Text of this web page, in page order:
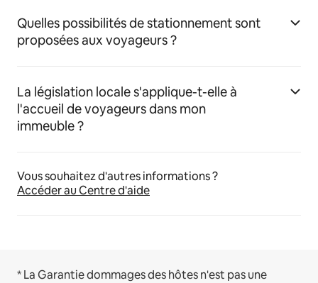
Quelles possibilités de stationnement sont
proposées aux voyageurs ?
La législation locale s'applique-t-elle à
l'accueil de voyageurs dans mon
immeuble ?
Vous souhaitez d'autres informations ?
Accéder au Centre d'aide
* La Garantie dommages des hôtes n'est pas une